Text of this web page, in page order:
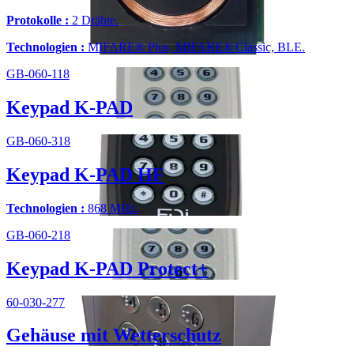
Protokolle : 2 Drähte.
Technologien : MIFARE® Plus, MIFARE® Classic, BLE.
GB-060-118
Keypad K-PAD
GB-060-318
Keypad K-PAD HF
Technologien : 868 MHz.
GB-060-218
Keypad K-PAD Protect+
60-030-277
Gehäuse mit Wetterschutz